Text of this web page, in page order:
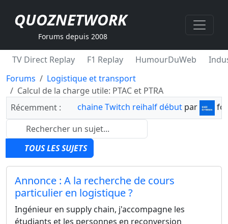
QUOZNETWORK
Forums depuis 2008
TV Direct Replay F1 Replay HumourDuWeb
Forums
Logistique et transport
Calcul de la charge utile: PTAC et PTRA
Récemment :
chaine Twitch reihalf début par
TOUS LES SUJETS
Annonce : A la recherche de cours
particulier en logistique ?
Ingénieur en supply chain, j'accompagne les
étudiants et les personnes en reconversion